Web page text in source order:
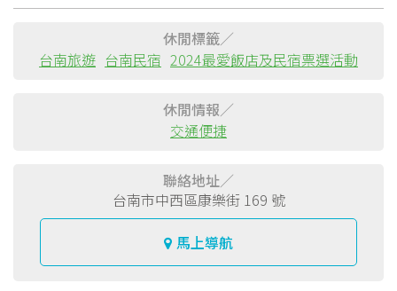
休閒標籤／
台南旅遊 台南民宿 2024最愛飯店及民宿票選活動
休閒情報／
交通便捷
聯絡地址／
台南市中西區康樂街 169 號
馬上導航